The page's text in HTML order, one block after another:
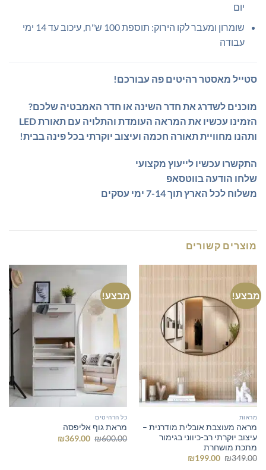
יום
שומרון ומעבר לקו הירוק: תוספת 100 ש"ח, עיכוב עד 14 ימי
עבודה
סטייל מאסטר רהיטים פה עבורכם!
מוכנים לשדרג את חדר השינה או חדר האמבטיה שלכם?
הזמינו עכשיו את המראה העומדת והתלויה עם תאורת LED
ותהנו מחוויית תאורה חכמה ועיצוב יוקרתי בכל פינה בבית!
התקשרו עכשיו לייעוץ מקצועי
שלחו הודעה בווטסאפ
משלוח לכל הארץ תוך 7-14 ימי עסקים
מוצרים קשורים
מבצע!
מראות
מראה מעוצבת אובלית מודרנית –
עיצוב יוקרתי רב-כיווני בגימור
מתכת מושחרת
₪349.00
המחיר ₪199.00
המחיר
מבצע!
כל הרהיטים
מראת גוף אליפסה
₪600.00
המחיר ₪369.00
המחיר